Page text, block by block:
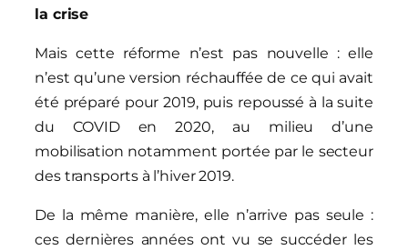
la crise
Mais cette réforme n’est pas nouvelle : elle
n’est qu’une version réchauffée de ce qui avait
été préparé pour 2019, puis repoussé à la suite
du COVID en 2020, au milieu d’une
mobilisation notamment portée par le secteur
des transports à l’hiver 2019.
De la même manière, elle n’arrive pas seule :
ces dernières années ont vu se succéder les